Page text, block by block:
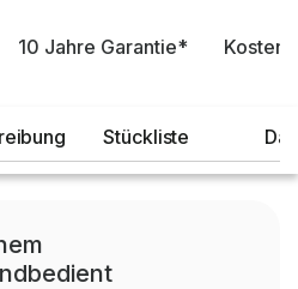
10 Jahre Garantie*
Stückliste